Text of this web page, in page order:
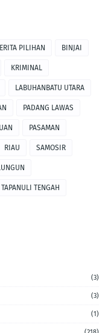
PILIHAN BINJAI
KRIMINAL
LABUHANBATU UTARA
PADANG LAWAS
PASAMAN
RIAU SAMOSIR
TAPANULI TENGAH
(3)
(3)
(1)